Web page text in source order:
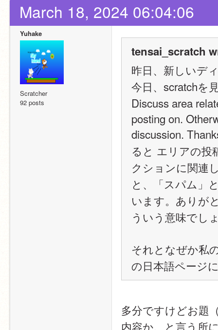
March 18, 2024 06:04:06
Yuhake
Scratcher
92 posts
tensai_scratch
昨日、新しいデ
今日、scratchを
Discuss area
posting on.
discussion.
ると エリアの投
クションに関連
と、「スパム」
います。ありが
ういう意味でし
それとなぜか私
の日本語ページ
多分ですけどお題